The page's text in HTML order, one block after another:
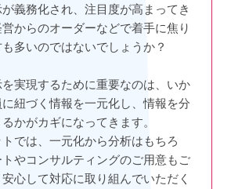
義務化され、注目度が高まってき
からのオーダーなどで着手に焦り
多いのではないでしょうか？
を実現するために重要なのは、いか
紐づく情報を一元化し、情報を分
かがカギになってきます。
では、一元化から分析はもちろ
やコンサルティングのご用意もご
心して対応に取り組んでいただく